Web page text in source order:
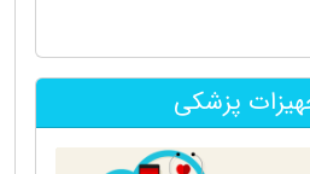
پزشکی